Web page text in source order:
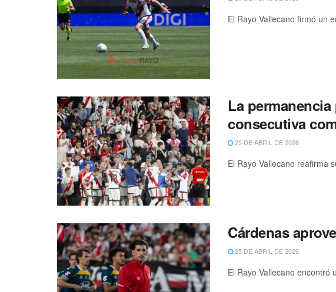
El Rayo Vallecano firmó un
La
consecutiva
25 DE ABRIL DE 2026
El Rayo Vallecano reafirma
Cárdenas
25 DE ABRIL DE 2026
El Rayo Vallecano encontró